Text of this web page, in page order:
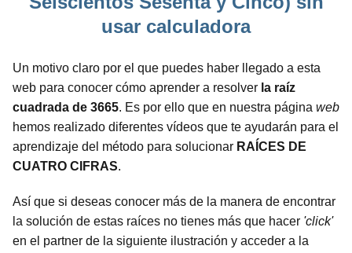
usar calculadora
Un motivo claro por el que puedes haber llegado a esta
web para conocer cómo aprender a resolver la raíz
cuadrada de 3665. Es por ello que en nuestra página web
hemos realizado diferentes vídeos que te ayudarán para el
aprendizaje del método para solucionar RAÍCES DE
CUATRO CIFRAS.
Así que si deseas conocer más de la manera de encontrar
la solución de estas raíces no tienes más que hacer 'click'
en el partner de la siguiente ilustración y acceder a la